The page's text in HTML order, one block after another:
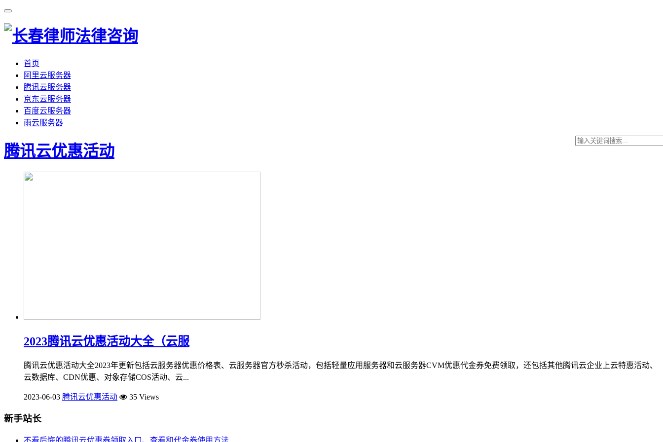
首页
阿里云服务器
腾讯云服务器
京东云服务器
百度云服务器
雨云服务器
腾讯云优惠活动
2023腾讯云优惠活动大全（云服
腾讯云优惠活动大全2023年更新包括云服务器优惠价格表、云服务器官方秒杀活动，包括轻量应用服务器和云服务器CVM优惠代金券免费领取，还包括其他腾讯云企业上云特惠活动、
云数据库、CDN优惠、对象存储COS活动、云...
2023-06-03 腾讯云优惠活动 35 Views
新手站长
不看后悔的腾讯云优惠券领取入口、查看和代金券使用方法